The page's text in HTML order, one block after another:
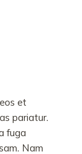
et
pariatur.
fuga
Nam